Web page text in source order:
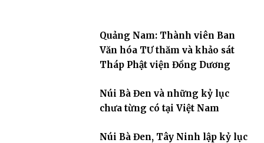
Quảng Nam: Thành viên Ban
Văn hóa TƯ thăm và khảo sát
Tháp Phật viện Đồng Dương
Núi Bà Đen và những kỷ lục
chưa từng có tại Việt Nam
Núi Bà Đen, Tây Ninh lập kỷ lục